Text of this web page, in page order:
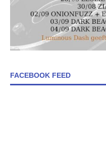
FACEBOOK FEED